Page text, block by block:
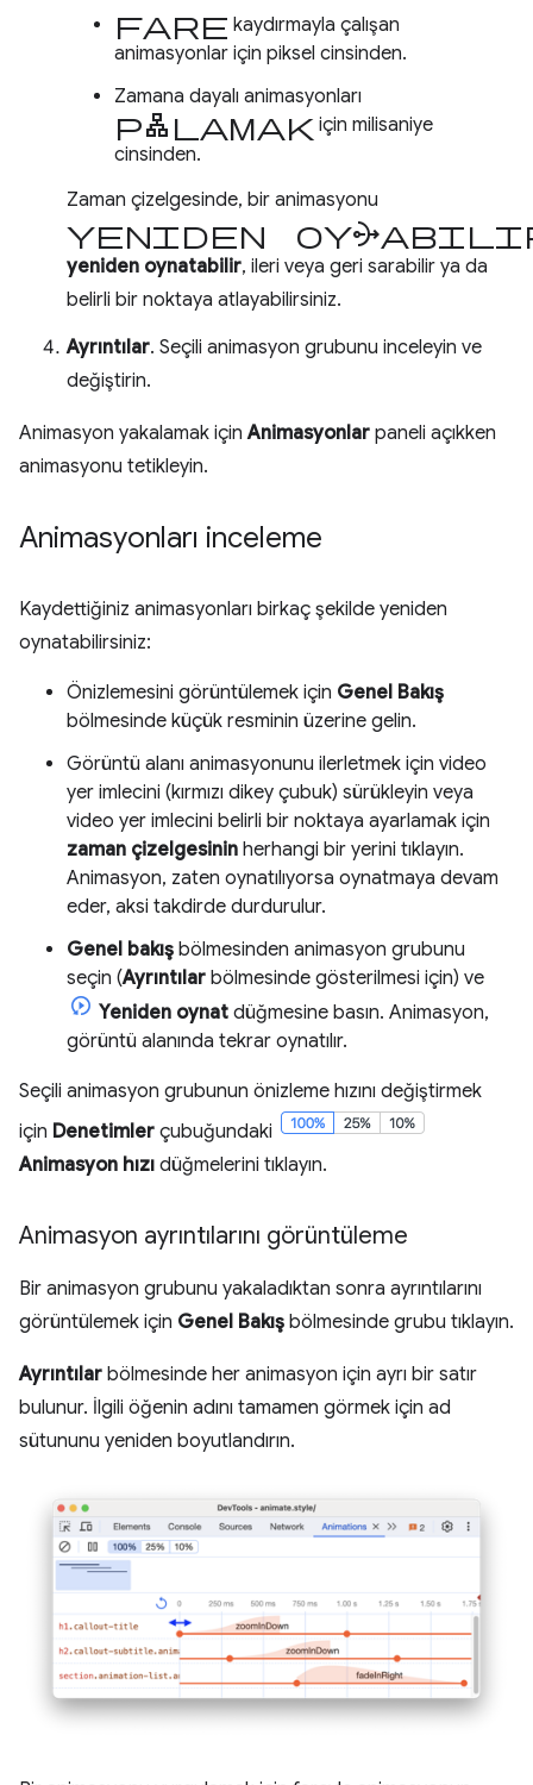
Fare kaydırmayla çalışan
animasyonlar için piksel cinsinden.
Zamana dayalı animasyonları
planlamak için milisaniye
cinsinden.
Zaman çizelgesinde, bir animasyonu
yeniden
yeniden oynatabilir, ileri veya geri sarabilir ya da
belirli bir noktaya atlayabilirsiniz.
Ayrıntılar. Seçili animasyon grubunu inceleyin ve
değiştirin.
Animasyon yakalamak içinAnimasyonlar paneli açıkken
animasyonu tetikleyin.
Animasyonları inceleme
Kaydettiğiniz animasyonları birkaç şekilde yeniden
oynatabilirsiniz:
Önizlemesini görüntülemek için Genel Bakış
bölmesinde küçük resminin üzerine gelin.
Görüntü alanı animasyonunu ilerletmek için video
yer imlecini (kırmızı dikey çubuk) sürükleyin veya
video yer imlecini belirli bir noktaya ayarlamak için
zaman çizelgesinin herhangi bir yerini tıklayın.
Animasyon, zaten oynatılıyorsa oynatmaya devam
eder, aksi takdirde durdurulur.
Genel bakış bölmesinden animasyon grubunu
seçin (Ayrıntılar bölmesinde gösterilmesi için) ve
Yeniden oynat düğmesine basın. Animasyon,
görüntü alanında tekrar oynatılır.
Seçili animasyon grubunun önizleme hızını değiştirmek
için Denetimler çubuğundaki
Animasyon hızı düğmelerini tıklayın.
Animasyon ayrıntılarını görüntüleme
Bir animasyon grubunu yakaladıktan sonra ayrıntılarını
görüntülemek için Genel Bakış bölmesinde grubu tıklayın.
Ayrıntılar bölmesinde her animasyon için ayrı bir satır
bulunur. İlgili öğenin adını tamamen görmek için ad
sütununu yeniden boyutlandırın.